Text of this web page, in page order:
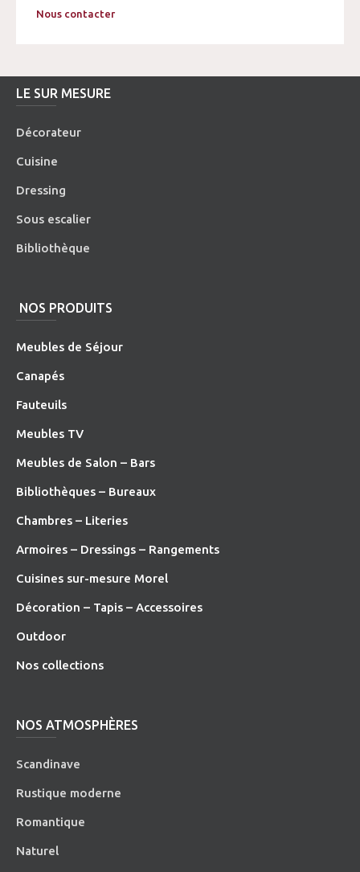
Nous contacter
LE SUR MESURE
Décorateur
Cuisine
Dressing
Sous escalier
Bibliothèque
NOS PRODUITS
Meubles de Séjour
Canapés
Fauteuils
Meubles TV
Meubles de Salon – Bars
Bibliothèques – Bureaux
Chambres – Literies
Armoires – Dressings – Rangements
Cuisines sur-mesure Morel
Décoration – Tapis – Accessoires
Outdoor
Nos collections
NOS ATMOSPHÈRES
Scandinave
Rustique moderne
Romantique
Naturel